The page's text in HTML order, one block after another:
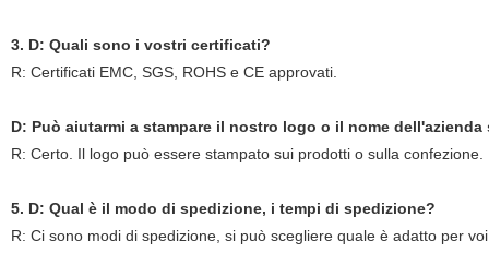
3. D: Quali sono i vostri certificati?
R: Certificati EMC, SGS, ROHS e CE approvati.
D: Può aiutarmi a stampare il nostro logo o il nome
R: Certo. Il logo può essere stampato sui prodotti o sulla confezione.
5. D: Qual è il modo di spedizione, i tempi di spedizione?
R: Ci sono modi di spedizione, si può scegliere quale è adatto per